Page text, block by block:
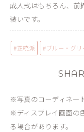
成人式はもちろん、前
装いです。
#正統派 #ブルー・グリ
※写真のコーディネー
※ディスプレイ画面の
る場合があります。